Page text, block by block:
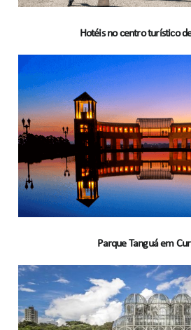
Hotéis no centro turístico
Parque Tanguá em